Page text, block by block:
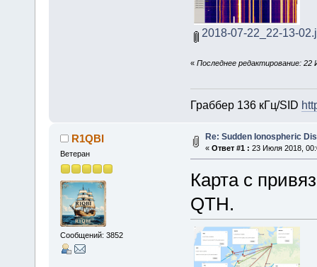
2018-07-22_22-13-
« Последнее редактирование:
Граббер 136 кГц/SID
R1QBI
Ветеран
Сообщений: 3852
Re: Sudden Ionospheric
« Ответ #1 : 23 Июля 2018,
Карта с
QTH.